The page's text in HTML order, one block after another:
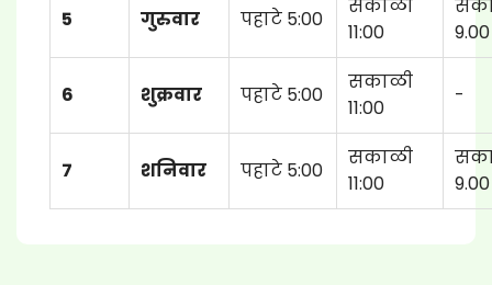
5 गुरुवार पहाटे 5:00
सकाळी
11:00
9.00
6 शुक्रवार पहाटे 5:00
सकाळी
11:00
-
7 शनिवार पहाटे 5:00
सकाळी
11:00
9.00